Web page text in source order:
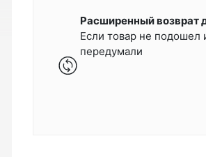
Расширенный возврат
Если товар не подошел
передумали